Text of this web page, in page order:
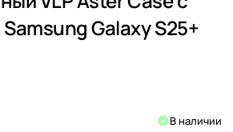
Galaxy S25+
В наличии